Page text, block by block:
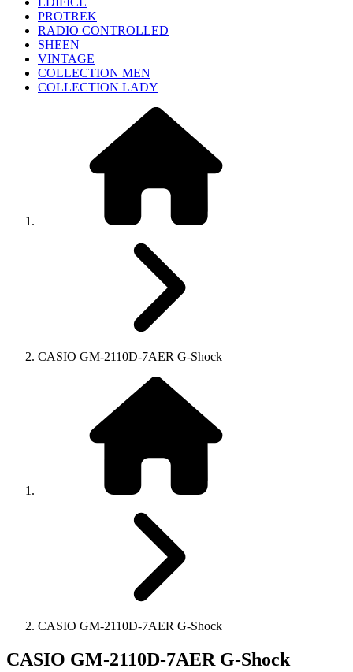
PROTREK
RADIO CONTROLLED
SHEEN
VINTAGE
COLLECTION MEN
COLLECTION LADY
CASIO GM-2110D-7AER G-Shock
CASIO GM-2110D-7AER G-Shock
CASIO GM-2110D-7AER G-Shock